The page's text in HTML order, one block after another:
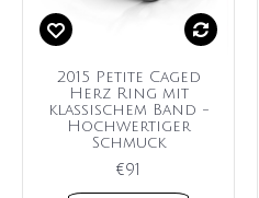
2015 Petite Caged
Herz Ring mit
klassischem Band -
Hochwertiger
Schmuck
€91